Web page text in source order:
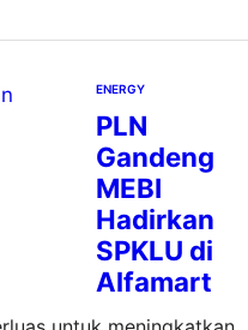
ENERGY
PLN
Gandeng
MEBI
Hadirkan
SPKLU di
Alfamart